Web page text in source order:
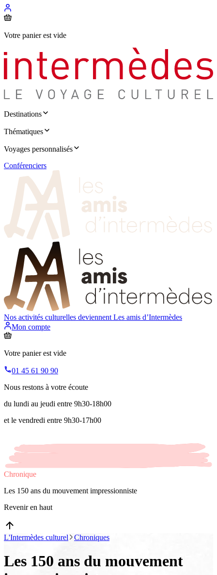
Votre panier est vide
Destinations
Thématiques
Voyages personnalisés
Conférenciers
Nos activités culturelles deviennent Les amis d’Intermèdes
Mon compte
Votre panier est vide
01 45 61 90 90
Nous restons à votre écoute
du lundi au jeudi entre 9h30-18h00
et le vendredi entre 9h30-17h00
Chronique
Les 150 ans du mouvement impressionniste
Revenir en haut
L'Intermèdes culturel Chroniques
Les 150 ans du mouvement